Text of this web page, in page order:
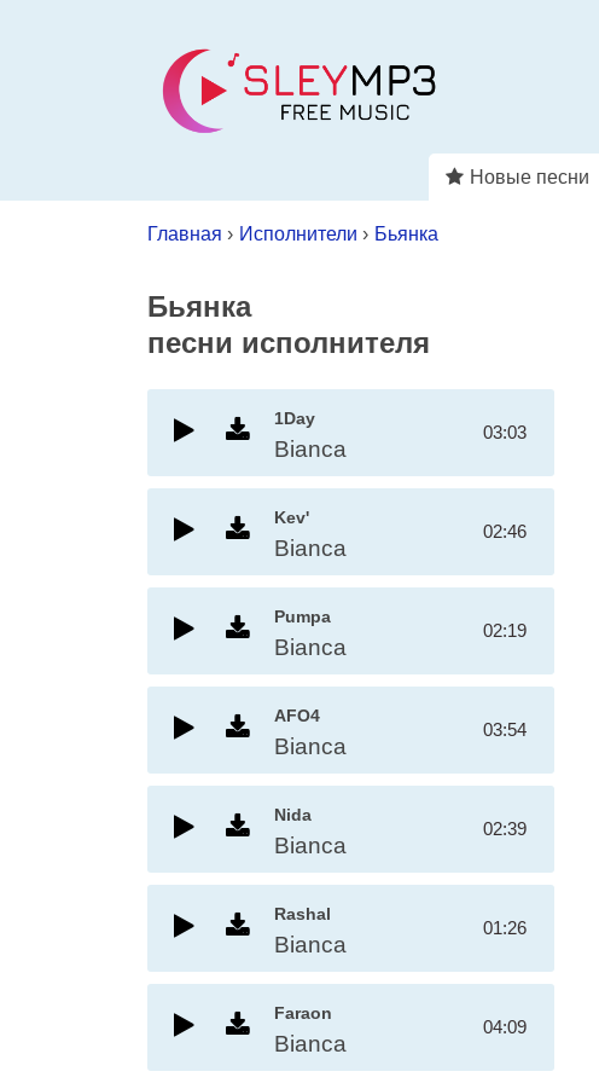
Новые песни
Главная › Исполнители › Бьянка
Бьянка
песни исполнителя
1Day
Bianca
03:03
Kev'
Bianca
02:46
Pumpa
Bianca
02:19
AFO4
Bianca
03:54
Nida
Bianca
02:39
Rashal
Bianca
01:26
Faraon
Bianca
04:09